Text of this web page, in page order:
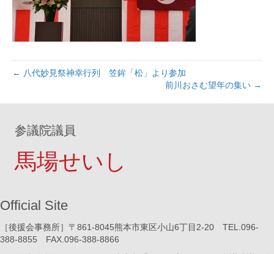
← 八代妙見祭神幸行列 笠鉾「松」より参加
前川おさむ望年の集い →
参議院議員
馬場せいし
Official Site
［後援会事務所］〒861-8045熊本市東区小山6丁目2-20 TEL.096-
388-8855 FAX.096-388-8866